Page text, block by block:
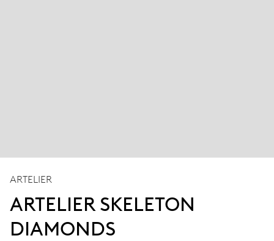
ARTELIER
ARTELIER SKELETON
DIAMONDS